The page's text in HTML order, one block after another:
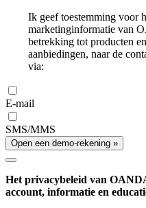
Ik geef toestemming voor
marketinginformatie van
betrekking tot producten
aanbiedingen, naar de
via:
E-mail
SMS/MMS
Open een demo-rekening »
Het privacybeleid van
account, informatie en